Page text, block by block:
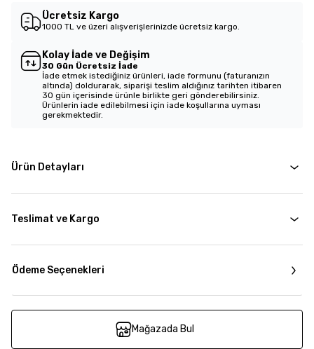
Ücretsiz Kargo
1000 TL ve üzeri alışverişlerinizde ücretsiz kargo.
Kolay İade ve Değişim
30 Gün Ücretsiz İade
İade etmek istediğiniz ürünleri, iade formunu (faturanızın
altında) doldurarak, siparişi teslim aldığınız tarihten itibaren
30 gün içerisinde ürünle birlikte geri gönderebilirsiniz.
Ürünlerin iade edilebilmesi için iade koşullarına uyması
gerekmektedir.
Ürün Detayları
Teslimat ve Kargo
Ödeme Seçenekleri
Mağazada Bul